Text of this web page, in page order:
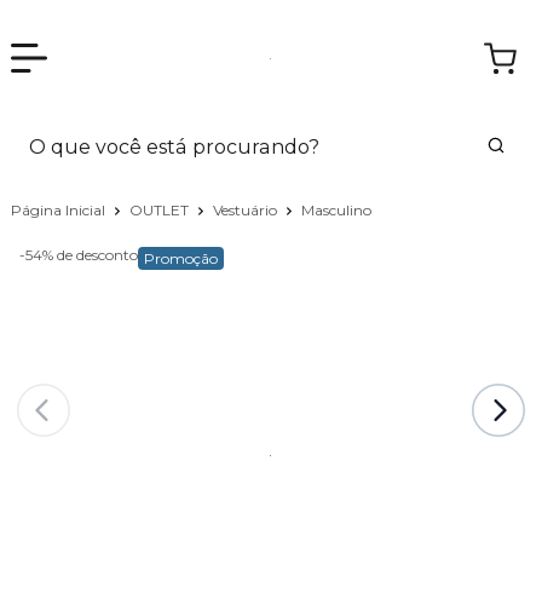
Página Inicial OUTLET Vestuário Masculino
-54% de desconto Promoção